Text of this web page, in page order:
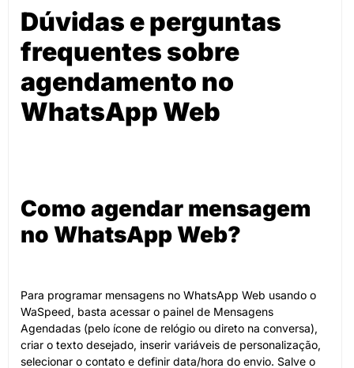
Dúvidas e perguntas
frequentes sobre
agendamento no
WhatsApp Web
Como agendar mensagem
no WhatsApp Web?
Para programar mensagens no WhatsApp Web usando o
WaSpeed, basta acessar o painel de Mensagens
Agendadas (pelo ícone de relógio ou direto na conversa),
criar o texto desejado, inserir variáveis de personalização,
selecionar o contato e definir data/hora do envio. Salve o